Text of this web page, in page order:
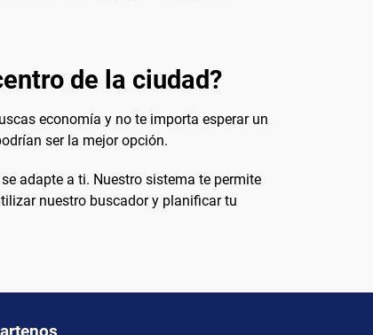
de la ciudad?
economía y no te importa esperar un
ser la mejor opción.
adapte a ti. Nuestro sistema te permite
nuestro buscador y planificar tu